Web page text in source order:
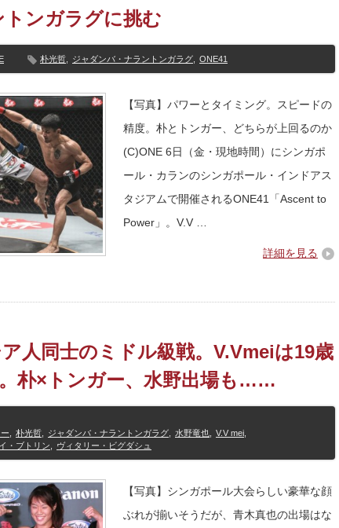
ンガラグに挑む
朴光哲 ジャダンバ・ナラントンガラグ ONE41
【写真】パワーとタイミング。スピードの
精度。朴とトンガー、どちらが上回るのか
(C)ONE 6日（金・現地時間）にシンガポ
ール・カランのシンガポール・インドアス
タジアムで開催されるONE41「Ascent to
Power」。V.V …
詳細を見る
ア人同士のミドル級戦。V.Vmeiは19歳
朴×トンガー、水野出場も……
朴光哲 ジャダンバ・ナラントンガラグ 水野竜也 V.V mei
・ブトリン ヴィタリー・ビグダシュ
【写真】シンガポール大会らしい豪華な顔
ぶれが揃いそうだが、青木真也の出場はな